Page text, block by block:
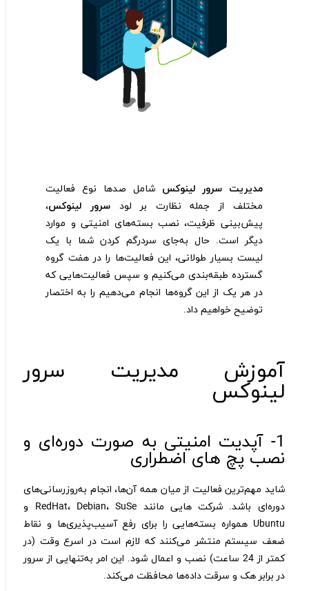
مدیریت سرور لینوکس شامل صدها نوع فعالیت
مختلف از جمله نظارت بر لودسرور لینوکس،
پیش‌بینی ظرفیت، نصب بسته‌های امنیتی و موارد
دیگر است. حال به‌جای سردرگم کردن شما با یک
لیست بسیار طولانی، این فعالیت‌ها را در هفت گروه
گسترده طبقه‌بندی می‌کنیم و سپس فعالیت‌هایی که
در هر یک از این گروه‌ها انجام می‌دهیم را به اختصار
توضیح خواهیم داد.
آموزش مدیریت سرور
لینوکس
1- آپدیت امنیتی به صورت دوره‌ای و
نصب پچ های اضطراری
شاید مهم‌ترین فعالیت از میان همه آن‌ها، انجام به‌روزرسانی‌های
دوره‌ای باشد. شرکت هایی مانند RedHat، Debian، SuSe و
Ubuntu همواره بسته‌هایی را برای رفع آسیب‌پذیری‌ها و نقاط
ضعف سیستم منتشر می‌کنند که لازم است در اسرع وقت (در
کمتر از 24 ساعت) نصب و اعمال شود. این امر به‌تنهایی از سرور
در برابر هک و سرقت داده‌ها محافظت می‌کند.